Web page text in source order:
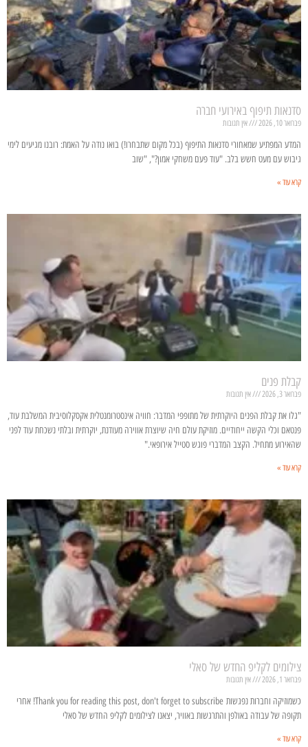
סדנאות תיפוף באירועי חברה
פברואר 10, 2026 אין תגובות
המדע המפתיע שמאחורי סדנאות התיפוף (בכל מקום שתבחרו!) בואו נודה על האמת: רובנו מגיעים לימי
גיבוש עם מעט חשש בלב. "עוד פעם משחקי אמון?", "שוב
קרא עוד »
קבלת פנים
פברואר 3, 2026 אין תגובות
"גלו את קבלת הפנים היוקרתית של מתופפי המדבר: חוויה אינסטרומנטלית אקסקלוסיבית המשלבת עוד,
פנטאם וכלי הקשה ייחודיים. מוזיקת עולם חיה שיוצרת אווירה מעודנת, יוקרתית ובלתי נשכחת עוד לפני
שהאירוע מתחיל. הקצב המדברי פוגש סטייל אירופאי."
קרא עוד »
צילומים לקליפ החדש של סאלי
פברואר 1, 2026 אין תגובות
כשמוזיקה וחברות נפגשות Thank you for reading this post, don't forget to subscribe! אחרי
תקופה של עבודה באולפן והתרגשות באוויר, יצאנו לצילומים לקליפ החדש של סאלי
קרא עוד »